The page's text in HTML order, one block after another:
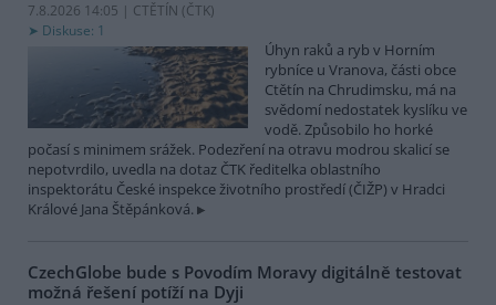
7.8.2026 14:05 | CTĚTÍN (ČTK)
Diskuse: 1
Úhyn raků a ryb v Horním
rybníce u Vranova, části obce
Ctětín na Chrudimsku, má na
svědomí nedostatek kyslíku ve
vodě. Způsobilo ho horké
počasí s minimem srážek. Podezření na otravu modrou skalicí se
nepotvrdilo, uvedla na dotaz ČTK ředitelka oblastního
inspektorátu České inspekce životního prostředí (ČIŽP) v Hradci
Králové Jana Štěpánková.
CzechGlobe bude s Povodím Moravy digitálně testovat
možná řešení potíží na Dyji